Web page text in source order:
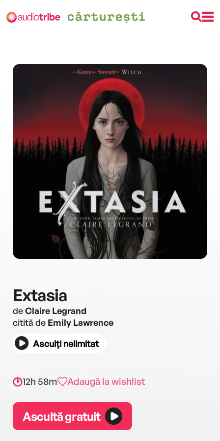
Extasia
deClaire Legrand
citită de Emily Lawrence
Asculți nelimitat
12h 58m Adaugă la wishlist
Ascultă gratuit